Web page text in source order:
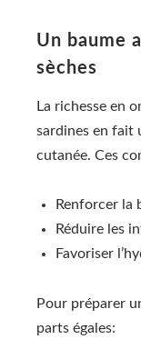
Un baume
sèches
La richesse en
sardines en fait
cutanée. Ces
Renforcer la
Réduire les
Favoriser
Pour préparer
parts égales: